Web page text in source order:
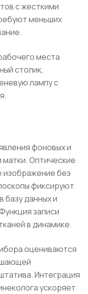
с жесткими
меньших
места
столик,
лампу с
фоновых и
Оптические
без
фиксируют
базу данных и
записи
в динамике.
оцениваются
Интеграция
ускоряет